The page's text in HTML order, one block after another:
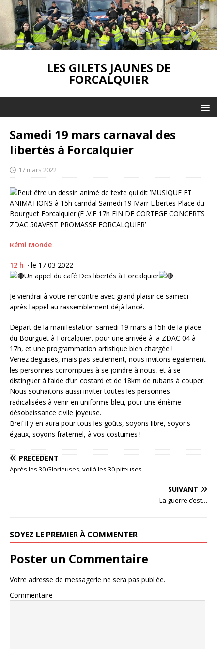
LES GILETS JAUNES DE
FORCALQUIER
Samedi 19 mars carnaval des
libertés à Forcalquier
17 mars 2022
Rémi Monde
12 h · le 17 03 2022
Un appel du café Des libertés à Forcalquier
Je viendrai à votre rencontre avec grand plaisir ce samedi
après l’appel au rassemblement déjà lancé.
Départ de la manifestation samedi 19 mars à 15h de la place
du Bourguet à Forcalquier, pour une arrivée à la ZDAC 04 à
17h, et une programmation artistique bien chargée !
Venez déguisés, mais pas seulement, nous invitons également
les personnes corrompues à se joindre à nous, et à se
distinguer à l’aide d’un costard et de 18km de rubans à couper.
Nous souhaitons aussi inviter toutes les personnes
radicalisées à venir en uniforme bleu, pour une énième
désobéissance civile joyeuse.
Bref il y en aura pour tous les goûts, soyons libre, soyons
égaux, soyons fraternel, à vos costumes !
PRÉCÉDENT
Après les 30 Glorieuses, voilà les 30 piteuses…
SUIVANT
La guerre c’est…
SOYEZ LE PREMIER À COMMENTER
Poster un Commentaire
Votre adresse de messagerie ne sera pas publiée.
Commentaire